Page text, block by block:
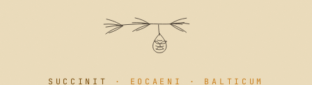
SUCCINIT · EOCAENI · BALTICUM